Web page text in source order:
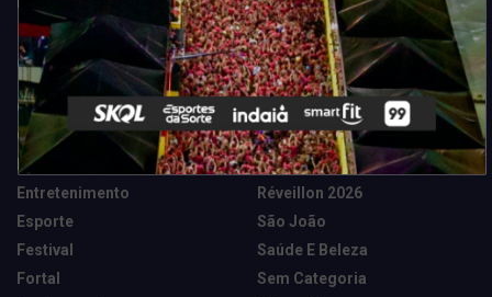
Categorias
Camarote Vip Junino
Cidade
Destaques
Entretenimento
Esporte
Festival
Fortal
Marketing E Negócios
Música
News Tech
Réveillon 2026
São João
Saúde E Beleza
Sem Categoria